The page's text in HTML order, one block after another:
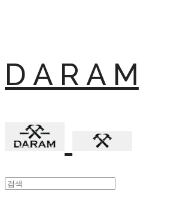
D A R A M